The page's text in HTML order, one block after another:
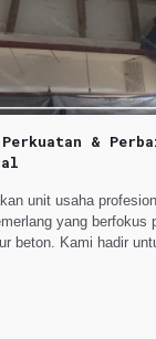
&
unit usaha
yang berfokus
beton. Kami hadir